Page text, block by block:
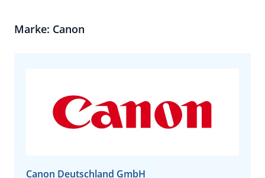
Marke: Canon
Canon Deutschland GmbH